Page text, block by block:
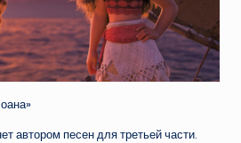
автором песен для третьей части.